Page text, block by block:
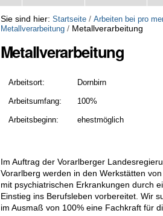
Sie sind hier: Startseite / Arbeiten bei pro
Metallverarbeitung / Metallverarbeitung
Metallverarbeitung
Arbeitsort: Dornbirn
Arbeitsumfang: 100%
Arbeitsbeginn: ehestmöglich
Im Auftrag der Vorarlberger
Vorarlberg werden in den Werkstätten
mit psychiatrischen Erkrankungen durch
Einstieg ins Berufsleben vorbereitet. Wir
im Ausmaß von 100% eine Fachkraft für